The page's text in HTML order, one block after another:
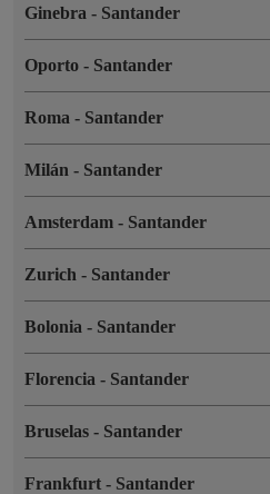
Ginebra - Santander
Oporto - Santander
Roma - Santander
Milán - Santander
Amsterdam - Santander
Zurich - Santander
Bolonia - Santander
Florencia - Santander
Bruselas - Santander
Frankfurt - Santander